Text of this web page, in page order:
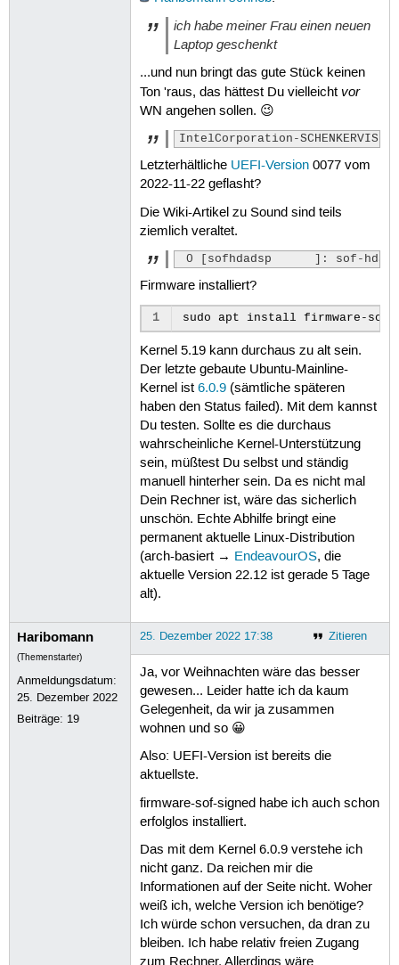
21
23
24
26
Driver Status:
Driver Activation Cmd:
  Driver Info #1:
Driver Status:
Driver Activation Cmd:
ich habe meiner Frau einen neuen
Laptop geschenkt
...und nun bringt das gute Stück keinen
Ton 'raus, das hättest Du vielleicht vor
WN angehen sollen. 😉
IntelCorporation-
Letzterhältliche UEFI-Version0077 vom
2022-11-22 geflasht?
Die Wiki-Artikel zu Sound sind teils
ziemlich veraltet.
0 [sofhdadsp      ]: sof-hda-
Firmware installiert?
1 sudo apt install
Kernel 5.19 kann durchaus zu alt sein.
Der letzte gebaute Ubuntu-Mainline-
Kernel ist 6.0.9(sämtliche späteren
haben den Status failed). Mit dem kannst
Du testen. Sollte es die durchaus
wahrscheinliche Kernel-Unterstützung
sein, müßtest Du selbst und ständig
manuell hinterher sein. Da es nicht mal
Dein Rechner ist, wäre das sicherlich
unschön. Echte Abhilfe bringt eine
permanent aktuelle Linux-Distribution
(arch-basiert → EndeavourOS, die
aktuelle Version 22.12 ist gerade 5 Tage
alt).
Haribomann
(Themenstarter)
Anmeldungsdatum:
25. Dezember 2022
Beiträge: 19
Zitieren
25. Dezember 2022 17:38
Ja, vor Weihnachten wäre das besser
gewesen... Leider hatte ich da kaum
Gelegenheit, da wir ja zusammen
wohnen und so 😀
Also: UEFI-Version ist bereits die
aktuellste.
firmware-sof-signed habe ich auch schon
erfolglos installiert.
Das mit dem Kernel 6.0.9 verstehe ich
nicht ganz. Da reichen mir die
Informationen auf der Seite nicht. Woher
weiß ich, welche Version ich benötige?
Ich würde schon versuchen, da dran zu
bleiben. Ich habe relativ freien Zugang